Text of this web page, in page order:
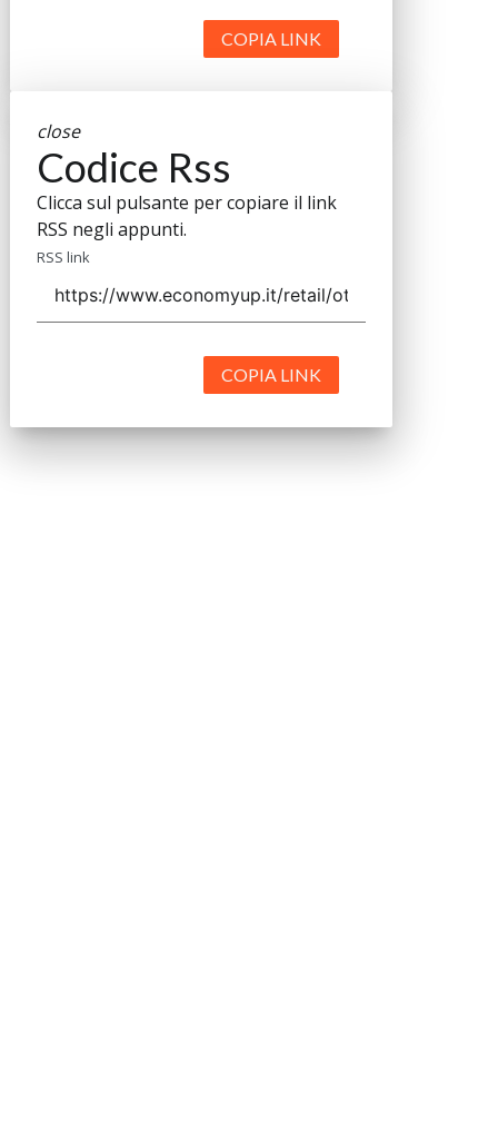
COPIA LINK
close
Codice Rss
Clicca sul pulsante per copiare il link
RSS negli appunti.
RSS link
COPIA LINK